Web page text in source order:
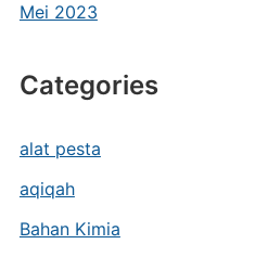
Mei 2023
Categories
alat pesta
aqiqah
Bahan Kimia